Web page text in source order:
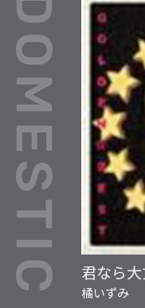
君なら
橘いずみ